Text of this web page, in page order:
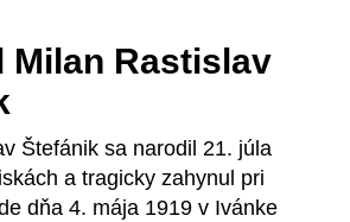
Milan Rastislav
Štefánik sa narodil 21. júla
a tragicky zahynul pri
dňa 4. mája 1919 v Ivánke